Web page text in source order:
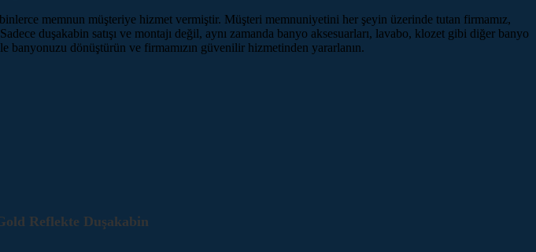
memnun müşteriye hizmet vermiştir. Müşteri memnuniyetini her şeyin üzerinde tutan firmamız,
duşakabin satışı ve montajı değil, aynı zamanda banyo aksesuarları, lavabo, klozet gibi diğer banyo
dönüştürün ve firmamızın güvenilir hizmetinden yararlanın.
Reflekte Duşakabin